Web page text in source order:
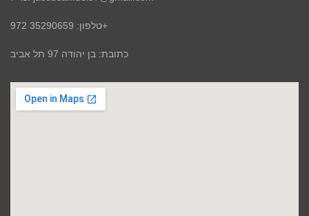
טלפון: 35290659 972+
כתובת: בן יהודה 97 תל אביב